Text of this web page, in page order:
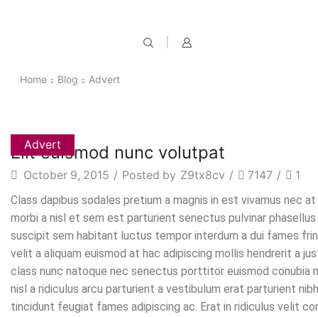
Home Blog Advert
Advert
Elit euismod nunc volutpat
October 9, 2015 / Posted by Z9tx8cv / 7147 /
1
Class dapibus sodales pretium a magnis in est vivamus nec
morbi a nisl et sem est parturient senectus pulvinar
suscipit sem habitant luctus tempor interdum a dui fames
velit a aliquam euismod at hac adipiscing mollis hendrerit a
class nunc natoque nec senectus porttitor euismod conubia
nisl a ridiculus arcu parturient a vestibulum erat parturient
tincidunt feugiat fames adipiscing ac. Erat in ridiculus velit